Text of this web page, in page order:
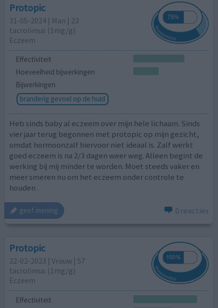
Protopic
31-05-2024 | Man | 23
tacrolimus (1mg/g)
Eczeem
Effectiviteit
Hoeveelheid bijwerkingen
Bijwerkingen
branderig gevoel op de huid
Heb sinds baby al eczeem over mijn hele lichaam. Sinds
vier jaar terug begonnen met protopic op mijn gezicht,
omdat hormoonzalf hiervoor niet ideaal is. Zalf werkt
goed eczeem is na 2/3 dagen weer weg. Alleen begint de
werking bij mij minder te worden. Moet steeds vaker en
meer smeren nu om het eczeem onder controle te
houden .
geef mening 0 reacties
Protopic
22-02-2023 | Vrouw | 57
tacrolimus (1mg/g)
Eczeem
Effectiviteit